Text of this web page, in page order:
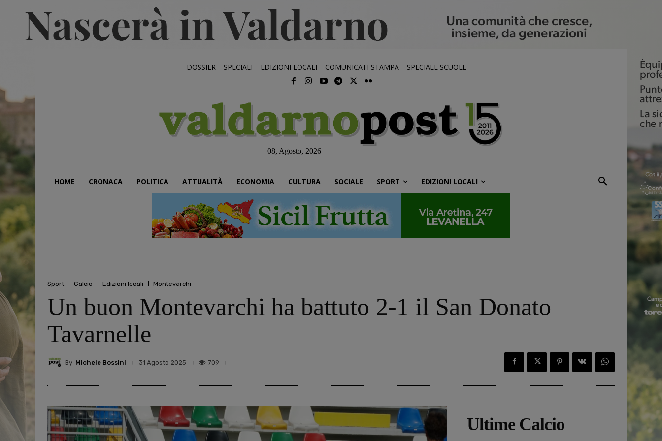
DOSSIER SPECIALI EDIZIONI LOCALI COMUNICATI STAMPA SPECIALE SCUOLE
08, Agosto, 2026
HOME CRONACA POLITICA ATTUALITÀ ECONOMIA CULTURA SOCIALE SPORT EDIZIONI LOCALI
Sport Calcio Edizioni locali Montevarchi
Un buon Montevarchi ha battuto 2-1 il San Donato
Tavarnelle
By Michele Bossini 31 Agosto 2025 709
Ultime Calcio